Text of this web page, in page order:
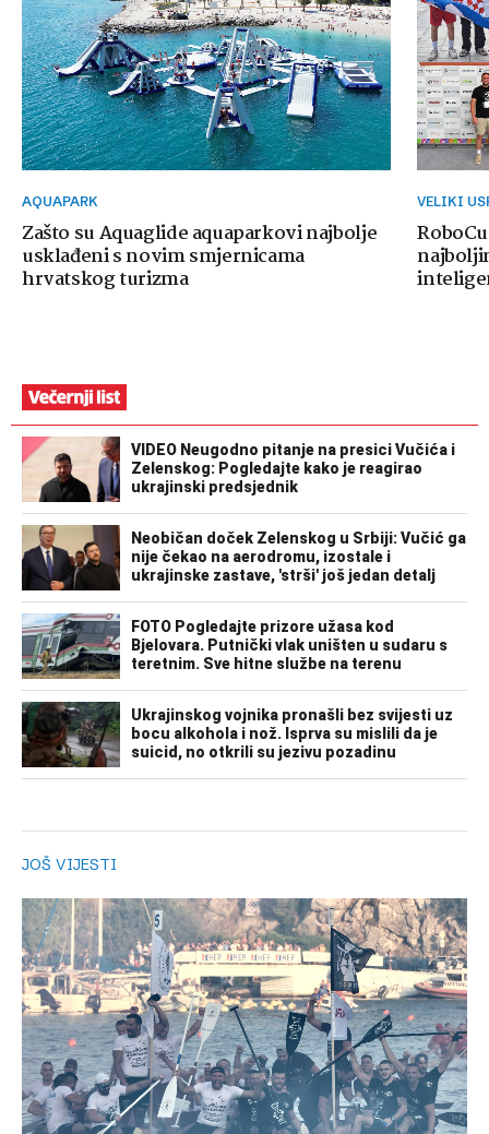
AQUAPARK
Zašto su Aquaglide aquaparkovi najbolje
usklađeni s novim smjernicama
hrvatskog turizma
VELIKI
JOŠ VIJESTI